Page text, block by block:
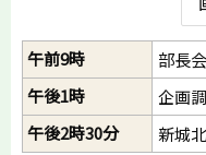
午前9時
部長
午後1時
企画
午後2時30分
新城